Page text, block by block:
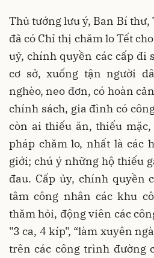
Thủ tướng lưu ý, Ban Bí
đã có Chỉ thị chăm lo Tết
uỷ, chính quyền các cấp đi
cơ sở, xuống tận người
nghèo, neo đơn, có hoàn
chính sách, gia đình có
còn ai thiếu ăn, thiếu
pháp chăm lo, nhất là các
giới; chú ý những hộ thiếu
đau. Cấp ủy, chính quyền
tâm công nhân các khu
thăm hỏi, động viên các
"3 ca, 4 kíp", “làm xuyên
trên các công trình đường